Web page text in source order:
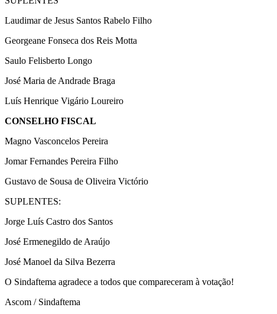
Laudimar de Jesus Santos Rabelo Filho
Georgeane Fonseca dos Reis Motta
Saulo Felisberto Longo
José Maria de Andrade Braga
Luís Henrique Vigário Loureiro
CONSELHO FISCAL
Magno Vasconcelos Pereira
Jomar Fernandes Pereira Filho
Gustavo de Sousa de Oliveira Victório
SUPLENTES:
Jorge Luís Castro dos Santos
José Ermenegildo de Araújo
José Manoel da Silva Bezerra
O Sindaftema agradece a todos que compareceram à votação!
Ascom / Sindaftema